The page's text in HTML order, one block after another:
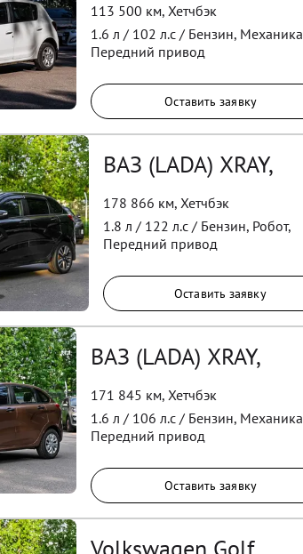
113 500 км, Хетчбэк
1.6 л / 102 л.с / Бензин, Механика
Передний привод
Оставить заявку
ВАЗ (LADA) XRAY,
178 866 км, Хетчбэк
1.8 л / 122 л.с / Бензин, Робот,
Передний привод
Оставить заявку
ВАЗ (LADA) XRAY,
171 845 км, Хетчбэк
1.6 л / 106 л.с / Бензин, Механика
Передний привод
Оставить заявку